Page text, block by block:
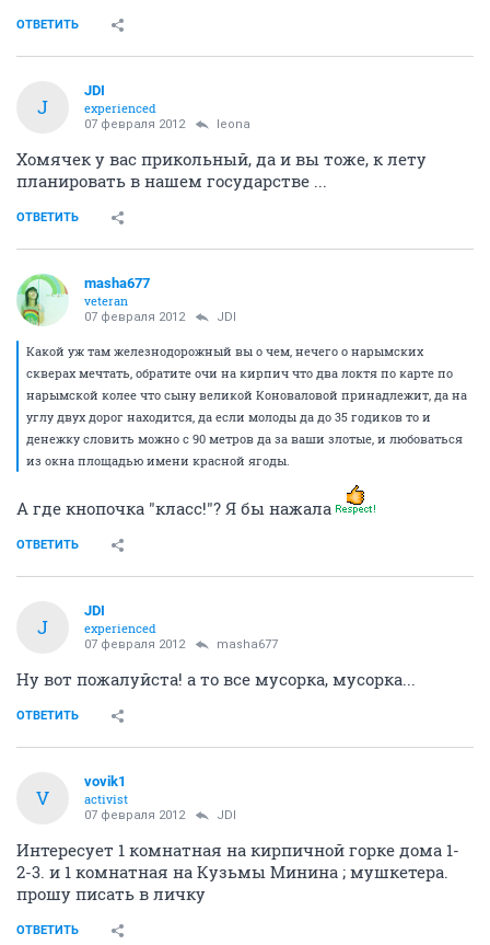
ОТВЕТИТЬ
J
JDI
experienced
07 февраля 2012 leona
Хомячек у вас прикольный, да и вы тоже, к лету
планировать в нашем государстве ...
ОТВЕТИТЬ
masha677
veteran
07 февраля 2012 JDI
Какой уж там железнодорожный вы о чем, нечего о нарымских
скверах мечтать, обратите очи на кирпич что два локтя по карте по
нарымской колее что сыну великой Коноваловой принадлежит, да на
углу двух дорог находится, да если молоды да до 35 годиков то и
денежку словить можно с 90 метров да за ваши злотые, и любоваться
из окна площадью имени красной ягоды.
А где кнопочка "класс!"? Я бы нажала
ОТВЕТИТЬ
J
JDI
experienced
07 февраля 2012 masha677
Ну вот пожалуйста! а то все мусорка, мусорка...
ОТВЕТИТЬ
V
vovik1
activist
07 февраля 2012 JDI
Интересует 1 комнатная на кирпичной горке дома 1-
2-3. и 1 комнатная на Кузьмы Минина ; мушкетера.
прошу писать в личку
ОТВЕТИТЬ